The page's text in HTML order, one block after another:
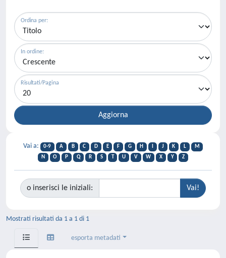
Ordina per:
In ordine:
Risultati/Pagina
Vai a: 0-9 A B C D E F G H J K L
M
N
O P Q R S T U V W X Y Z
o inserisci le iniziali:
Mostrati risultati da 1 a 1 di 1
esporta metadati